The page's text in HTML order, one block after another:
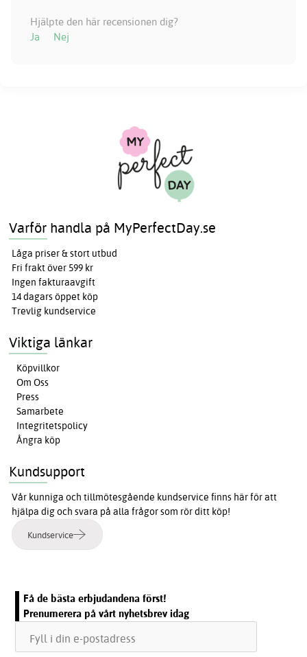
Hjälpte den här recensionen dig?
Ja
Nej
Varför handla på MyPerfectDay.se
Låga priser & stort utbud
Fri frakt över 599 kr
Ingen fakturaavgift
14 dagars öppet köp
Trevlig kundservice
Viktiga länkar
Köpvillkor
Om Oss
Press
Samarbete
Integritetspolicy
Ångra köp
Kundsupport
Vår kunniga och tillmötesgående kundservice finns här för att
hjälpa dig och svara på alla frågor som rör ditt köp!
Kundservice
Få de bästa erbjudandena först!
Prenumerera på vårt nyhetsbrev idag